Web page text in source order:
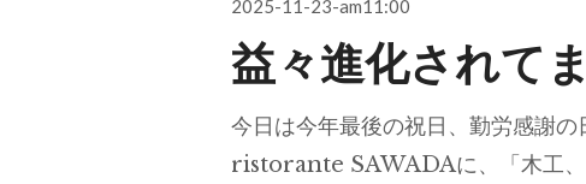
日:
2025-11-23-am11:00
益々進化されて
今日は今年最後の祝日、勤労感謝
ristorante SAWADAに、「木工、